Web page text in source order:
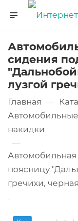
сидения
лузгой
Главная —
накидки
—
поясницу
гречихи, черная